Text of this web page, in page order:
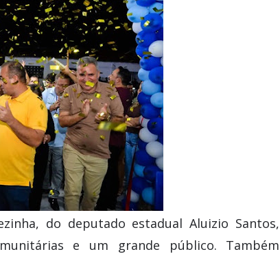
do deputado estadual Aluizio Santos,
e um grande público. Também